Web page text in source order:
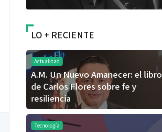
LO + RECIENTE
Actualidad
A.M. Un Nuevo Amanecer: el libro
de Carlos Flores sobre fe y
resiliencia
Tecnología